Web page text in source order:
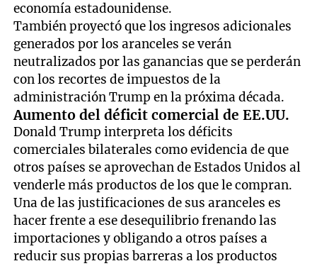
economía estadounidense.
También proyectó que los ingresos adicionales
generados por los aranceles se verán
neutralizados por las ganancias que se perderán
con los recortes de impuestos de la
administración Trump en la próxima década.
Aumento del déficit comercial de EE.UU.
Donald Trump interpreta los déficits
comerciales bilaterales como evidencia de que
otros países se aprovechan de Estados Unidos al
venderle más productos de los que le compran.
Una de las justificaciones de sus aranceles es
hacer frente a ese desequilibrio frenando las
importaciones y obligando a otros países a
reducir sus propias barreras a los productos